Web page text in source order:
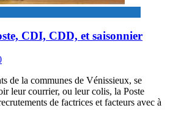
CDI, CDD, et saisonnier
de la communes de Vénissieux, se
leur courrier, ou leur colis, la Poste
de factrices et facteurs avec à